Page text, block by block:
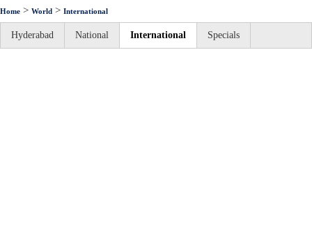
Home > World > International
Hyderabad National International Specials